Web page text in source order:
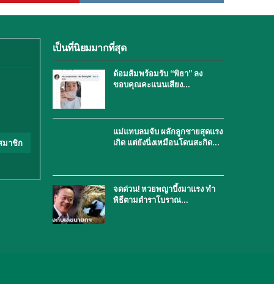
มาชิก
เป็นที่นิยมมากที่สุด
ด้อมส้มพร้อมรับ “พิธา” ลง
ขอบคุณคะแนนเสียง…
แม่แทบลมจับ ผลักลูกชายสุดแรง
เกิด แต่ยังนิ่งเหมือนโดนสะกิด…
จดด่วน! หวยพญาบึ้งมาแรง ทำ
พิธีตามตำราโบราณ…